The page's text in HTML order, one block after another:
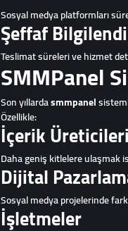
Sosyal medya platformları
Şeffaf
Teslimat süreleri ve hizmet
SMMPanel
Son yıllardasmmpanel
Özellikle:
İçerik Üreticileri
Daha geniş kitlelere ulaşmak
Dijital
Sosyal medya projelerinde
İşletmeler